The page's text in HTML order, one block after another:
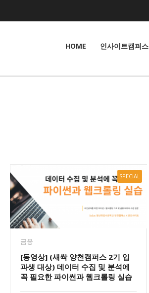
HOME 인사이트캠퍼스
SPECIAL
금융
[동영상] (새싹 양천캠퍼스 2기 입
과생 대상) 데이터 수집 및 분석에
꼭 필요한 파이썬과 웹크롤링 실습